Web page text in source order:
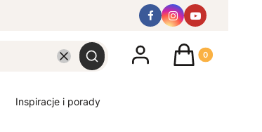
WyczyśćSzukaj
Produkty w
inspiracje i porady